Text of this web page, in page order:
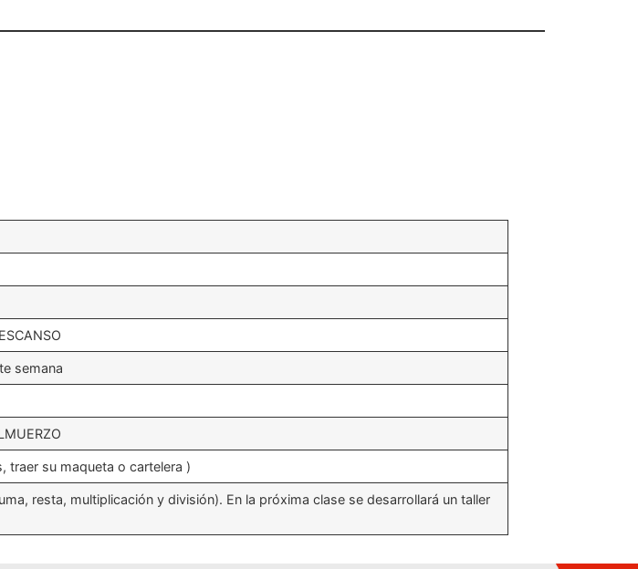
semana
traer su maqueta o cartelera )
resta, multiplicación y división). En la próxima clase se desarrollará un taller